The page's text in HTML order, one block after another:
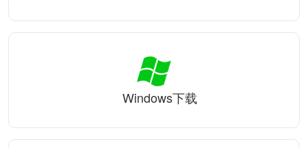
Windows下载